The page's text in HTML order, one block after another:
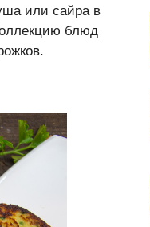
или сайра в
блюд